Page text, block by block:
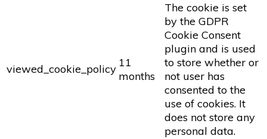
viewed_cookie_policy 11
months
The cookie is set
by the GDPR
Cookie Consent
plugin and is used
to store whether or
not user has
consented to the
use of cookies. It
does not store any
personal data.